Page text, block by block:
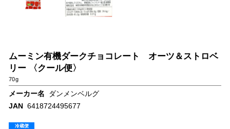
ムーミン有機ダークチョコレート オーツ＆ストロベ
リー 〈クール便〉
70g
メーカー名
ダンメンベルグ
JAN 6418724495677
冷蔵便